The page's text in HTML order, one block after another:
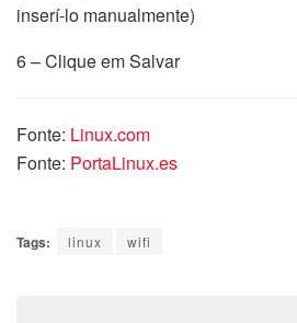
inserí-lo manualmente)
6 – Clique em Salvar
Fonte: Linux.com
Fonte: PortaLinux.es
Tags: linux wifi